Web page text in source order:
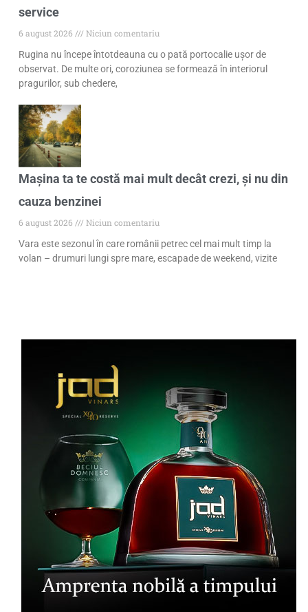
service
6 august 2026
Niciun comentariu
Rugina nu începe întotdeauna cu o pată portocalie ușor de
observat. De multe ori, coroziunea se formează în interiorul
pragurilor, sub chedere,
Mașina ta te costă mai mult decât crezi, și nu din
cauza benzinei
6 august 2026
Niciun comentariu
Vara este sezonul în care românii petrec cel mai mult timp la
volan – drumuri lungi spre mare, escapade de weekend, vizite